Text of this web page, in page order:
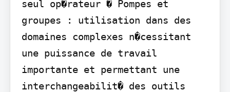
seul op�rateur � Pompes et
groupes : utilisation dans des
domaines complexes n�cessitant
une puissance de travail
importante et permettant une
interchangeabilit� des outils